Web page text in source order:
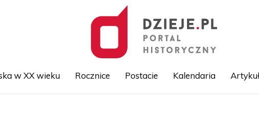
w XX wieku Rocznice Postacie Kalendaria